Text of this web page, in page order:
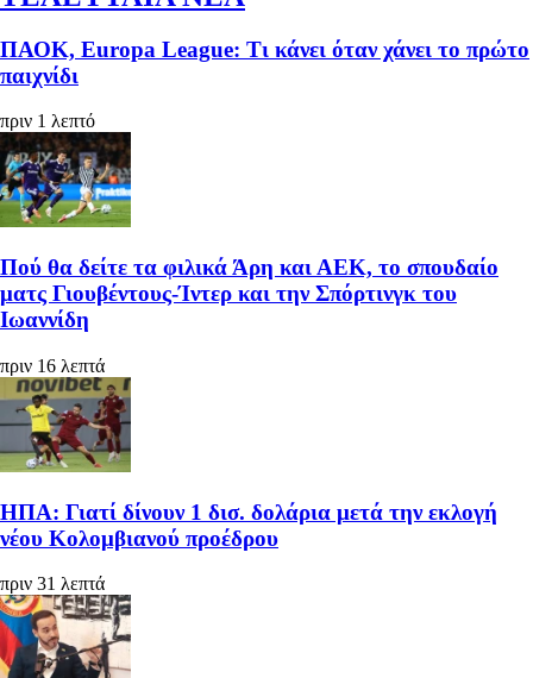
ΠΑΟΚ, Europa League: Τι κάνει όταν χάνει το πρώτο
παιχνίδι
πριν 1 λεπτό
Πού θα δείτε τα φιλικά Άρη και ΑΕΚ, το σπουδαίο
ματς Γιουβέντους-Ίντερ και την Σπόρτινγκ του
Ιωαννίδη
πριν 16 λεπτά
ΗΠΑ: Γιατί δίνουν 1 δισ. δολάρια μετά την εκλογή
νέου Κολομβιανού προέδρου
πριν 31 λεπτά